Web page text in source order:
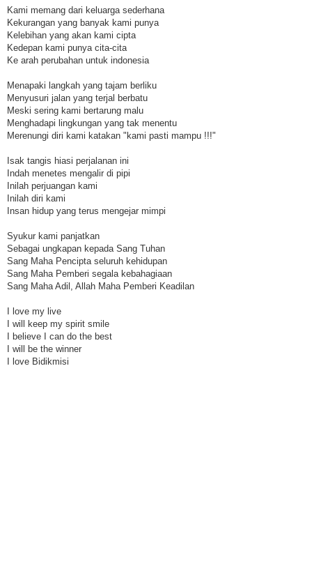
Kami memang dari keluarga sederhana
Kekurangan yang banyak kami punya
Kelebihan yang akan kami cipta
Kedepan kami punya cita-cita
Ke arah perubahan untuk indonesia
Menapaki langkah yang tajam berliku
Menyusuri jalan yang terjal berbatu
Meski sering kami bertarung malu
Menghadapi lingkungan yang tak menentu
Merenungi diri kami katakan "kami pasti mampu !!!"
Isak tangis hiasi perjalanan ini
Indah menetes mengalir di pipi
Inilah perjuangan kami
Inilah diri kami
Insan hidup yang terus mengejar mimpi
Syukur kami panjatkan
Sebagai ungkapan kepada Sang Tuhan
Sang Maha Pencipta seluruh kehidupan
Sang Maha Pemberi segala kebahagiaan
Sang Maha Adil, Allah Maha Pemberi Keadilan
I love my live
I will keep my spirit smile
I believe I can do the best
I will be the winner
I love Bidikmisi